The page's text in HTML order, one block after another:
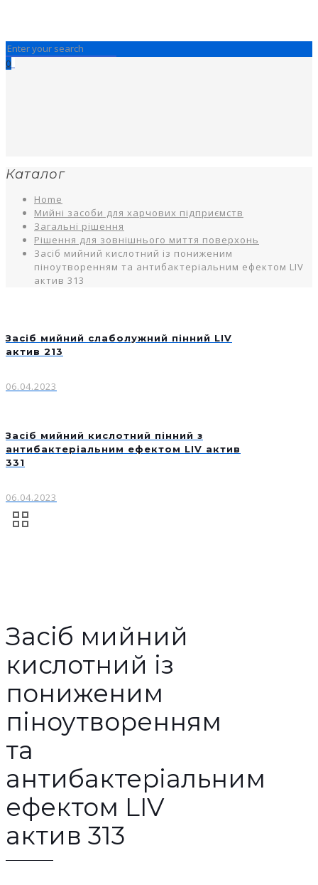
0
Каталог
Home
Мийні засоби для харчових підприємств
Загальні рішення
Рішення для зовнішнього миття поверхонь
Засіб мийний кислотний із пониженим
піноутворенням та антибактеріальним ефектом LIV
актив 313
Засіб мийний слаболужний пінний LIV
актив 213
06.04.2023
Засіб мийний кислотний пінний з
антибактеріальним ефектом LIV актив
331
06.04.2023
Засіб мийний
кислотний із
пониженим
піноутворенням
та
антибактеріальним
ефектом LIV
актив 313